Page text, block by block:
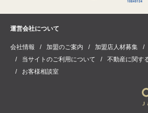
運営会社について
会社情報 加盟のご案内 加盟店人材募集
当サイトのご利用について
不動産に関す
お客様相談室